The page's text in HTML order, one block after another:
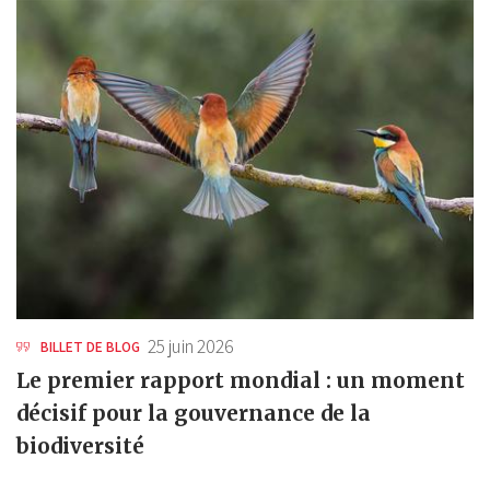
BILLET DE BLOG 25 juin 2026
Le premier rapport mondial : un moment
décisif pour la gouvernance de la
biodiversité